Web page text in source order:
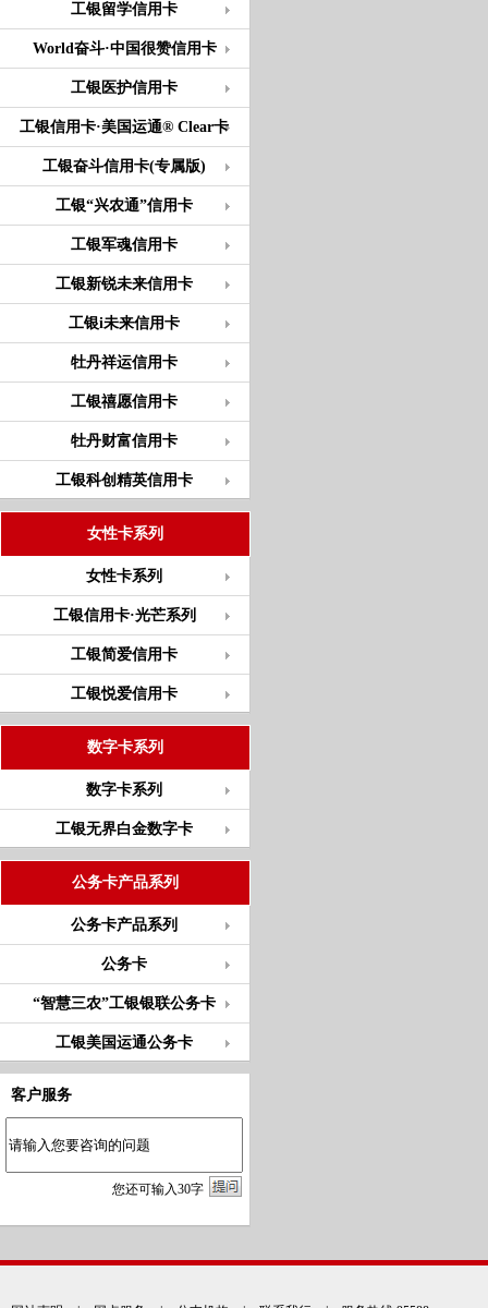
工银留学信用卡
World奋斗·中国很赞信用卡
工银医护信用卡
工银信用卡·美国运通® Clear卡
工银奋斗信用卡(专属版)
工银“兴农通”信用卡
工银军魂信用卡
工银新锐未来信用卡
工银i未来信用卡
牡丹祥运信用卡
工银禧愿信用卡
牡丹财富信用卡
工银科创精英信用卡
女性卡系列
女性卡系列
工银信用卡·光芒系列
工银简爱信用卡
工银悦爱信用卡
数字卡系列
数字卡系列
工银无界白金数字卡
公务卡产品系列
公务卡产品系列
公务卡
“智慧三农”工银银联公务卡
工银美国运通公务卡
客户服务
您还可输入30字